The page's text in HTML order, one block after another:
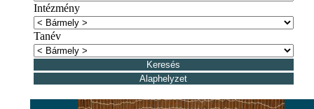
Intézmény
Tanév